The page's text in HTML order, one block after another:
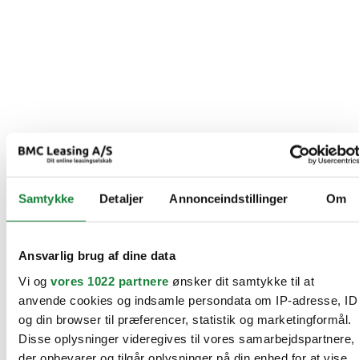
Samtykke Detaljer Annonceindstillinger Om
Ansvarlig brug af dine data
Vi og vores 1022 partnere ønsker dit samtykke til at
anvende cookies og indsamle persondata om IP-adresse, ID
og din browser til præferencer, statistik og marketingformål.
Disse oplysninger videregives til vores samarbejdspartnere,